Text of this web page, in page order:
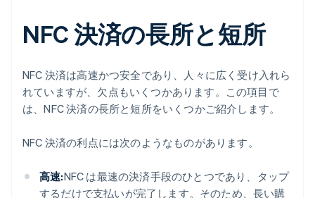
NFC 決済の長所と短所
NFC 決済は高速かつ安全であり、人々に広く受け入れら
れていますが、欠点もいくつかあります。この項目で
は、NFC 決済の長所と短所をいくつかご紹介します。
NFC 決済の利点には次のようなものがあります。
高速:NFC は最速の決済手段のひとつであり、タップ
するだけで支払いが完了します。そのため、長い購